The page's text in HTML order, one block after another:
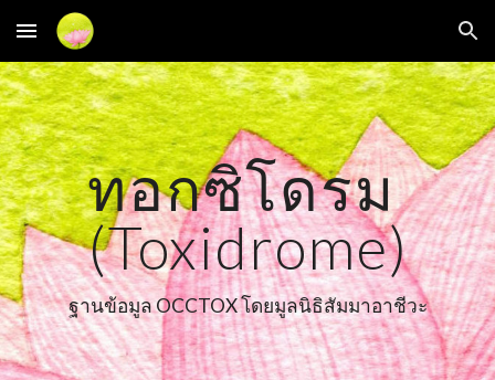
Skip to main content Skip to navigation
ทอกซิโดรม
(Toxidrome)
ฐานข้อมูล OCCTOX โดยมูลนิธิสัมมาอาชีวะ